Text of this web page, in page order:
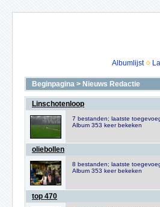
Albumlijst
Beginpagina > Nieuws Redactie
Linschotenloop
7 bestanden; laatste
Album 353 keer bekeken
oliebollen
8 bestanden; laatste
Album 353 keer bekeken
top 470